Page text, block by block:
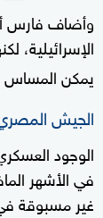
وأضاف فارس
الإسرائيلية،
يمكن المساس
الجيش
الوجود
في الأشهر
غير مسبوقة